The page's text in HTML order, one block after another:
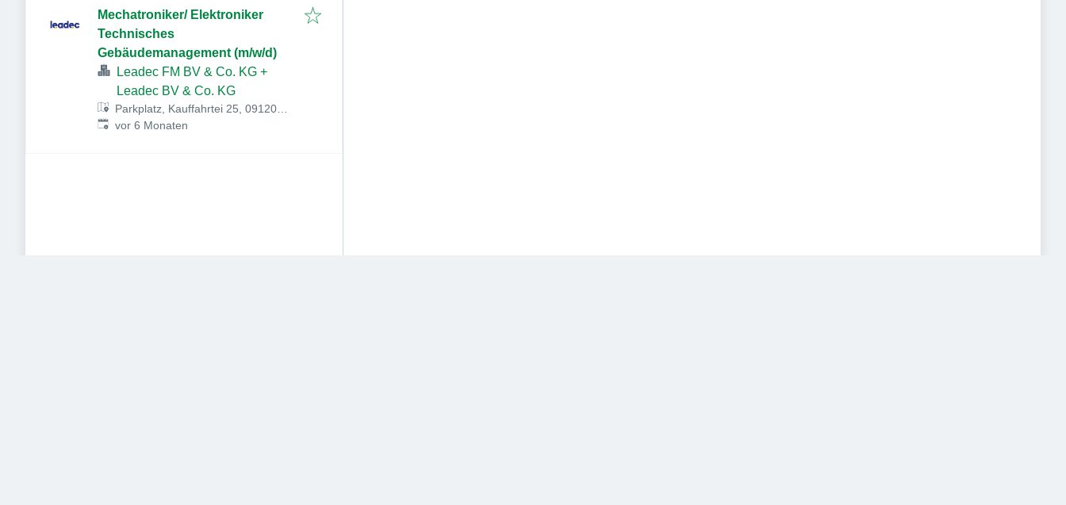
Mechatroniker/ Elektroniker
Technisches
Gebäudemanagement (m/w/d)
Leadec FM BV & Co. KG +
Leadec BV & Co. KG
Parkplatz, Kauffahrtei 25, 09120
Chemnitz, Deutschland
Veröffentlicht:
vor 6 Monaten